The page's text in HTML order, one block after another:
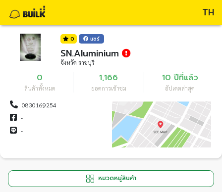
TH
0 แชร์
SN.Aluminium
จังหวัด ราชบุรี
0
สินค้าทั้งหมด
1,166
ยอดการเข้าชม
10 ปีที่แล้ว
อัปเดตล่าสุด
0830169254
-
-
หมวดหมู่สินค้า